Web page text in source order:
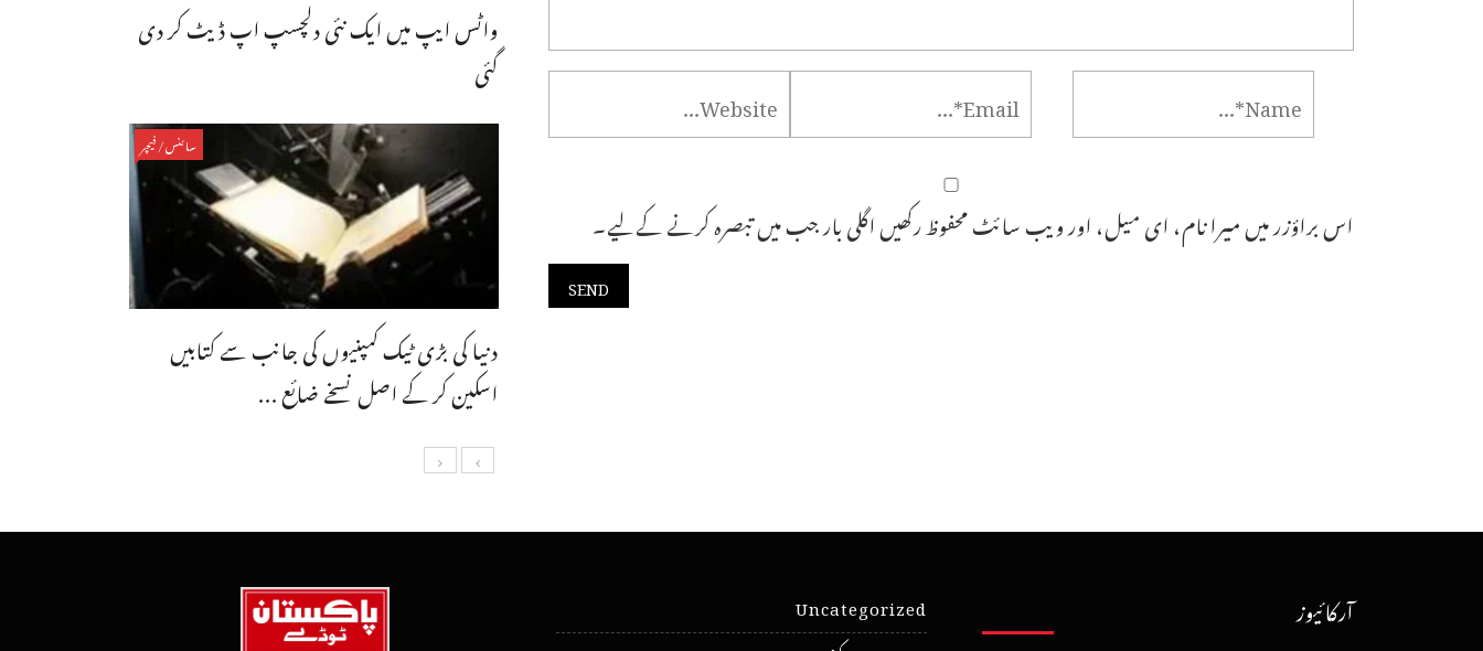
اس براؤزر میں میرا نام، ای میل، اور ویب سائٹ محفوظ رکھیں اگلی بار جب میں تبصرہ کرنے کےلیے۔
واٹس ایپ میں ایک نئی دلچسپ اپ ڈیٹ کر دی
گئی
سائنس/فیچر
دنیا کی بڑی ٹیک کمپنیوں کی جانب سے کتابیں
اسکین کر کے اصل نسخے ضائع ...
Uncategorized
آرکائیوز